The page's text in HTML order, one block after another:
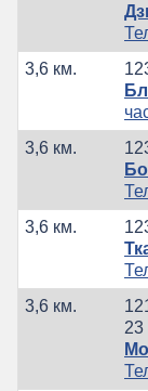
3,6 км.
3,6 км.
3,6 км.
3,6 км.
23